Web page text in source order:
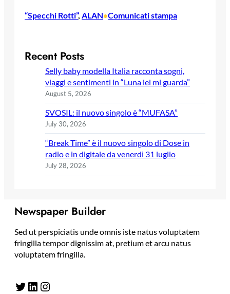
“Specchi Rotti”, ALAN•Comunicati stampa
Recent Posts
Selly baby modella Italia racconta sogni,
viaggi e sentimenti in “Luna lei mi guarda”
August 5, 2026
SVOSIL: il nuovo singolo è “MUFASA”
July 30, 2026
“Break Time” è il nuovo singolo di Dose in
radio e in digitale da venerdì 31 luglio
July 28, 2026
Newspaper Builder
Sed ut perspiciatis unde omnis iste natus voluptatem
fringilla tempor dignissim at, pretium et arcu natus
voluptatem fringilla.
Twitter LinkedIn Instagram